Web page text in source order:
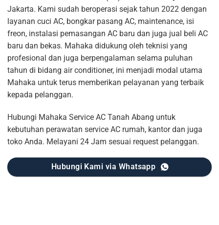
Jakarta. Kami sudah beroperasi sejak tahun 2022 dengan
layanan cuci AC, bongkar pasang AC, maintenance, isi
freon, instalasi pemasangan AC baru dan juga jual beli AC
baru dan bekas. Mahaka didukung oleh teknisi yang
profesional dan juga berpengalaman selama puluhan
tahun di bidang air conditioner, ini menjadi modal utama
Mahaka untuk terus memberikan pelayanan yang terbaik
kepada pelanggan.
Hubungi Mahaka Service AC Tanah Abang untuk
kebutuhan perawatan service AC rumah, kantor dan juga
toko Anda. Melayani 24 Jam sesuai request pelanggan.
Hubungi Kami via Whatsapp